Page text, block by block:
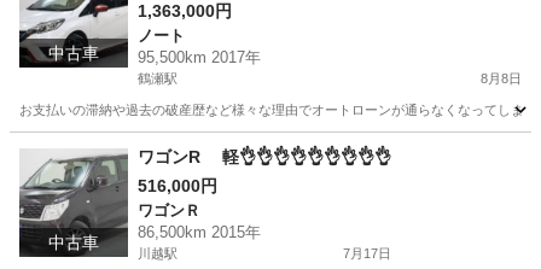
中古車
1,363,000円
ノート
95,500km 2017年
鶴瀬駅 8月8日
お支払いの滞納や過去の破産歴など様々な理由でオートローンが通らなくなってしま
埼玉 川越市 鶴瀬駅 ノート NISMO
中古車
ワゴンR 軽👌👌👌👌👌👌👌👌👌
516,000円
ワゴンＲ
86,500km 2015年
川越駅 7月17日